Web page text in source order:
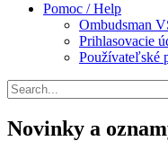
Pomoc / Help
Ombudsman
Prihlasovacie
Používateľské
Novinky a